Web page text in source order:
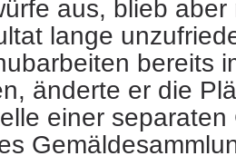
aus, blieb aber
lange
bereits
änderte er die
einer separaten